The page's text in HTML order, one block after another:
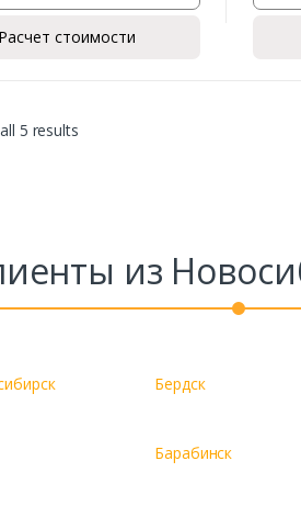
Расчет стоимости
5 results
из
Бердск
Барабинск